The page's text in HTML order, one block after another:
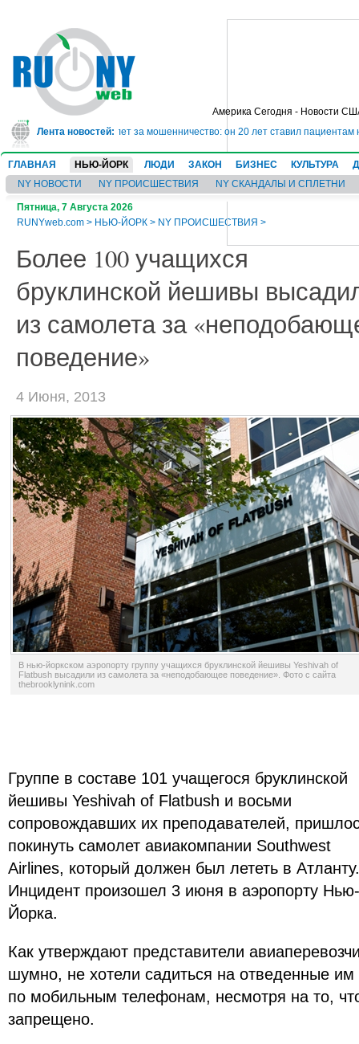
Америка Сегодня - Новости
Лента новостей:
сядет в тюрьму на 10 лет за мошенничество: он 20 лет ставил пациентам
ГЛАВНАЯ НЬЮ-ЙОРК ЛЮДИ ЗАКОН БИЗНЕС КУЛЬТУРА
NY НОВОСТИ
NY ПРОИСШЕСТВИЯ NY СКАНДАЛЫ И СПЛЕТНИ
Пятница, 7 Августа 2026
RUNYweb.com > НЬЮ-ЙОРК > NY ПРОИСШЕСТВИЯ >
Более 100 учащихся
бруклинской йешивы
из самолета за
поведение»
4 Июня, 2013
В нью-йоркском аэропорту группу учащихся бруклинской йешивы Yeshivah of
Flatbush высадили из самолета за «неподобающее поведение». Фото с сайта
thebrooklynink.com
Группе в составе 101 учащегося бруклинской
йешивы Yeshivah of Flatbush и восьми
сопровождавших их преподавателей,
покинуть самолет авиакомпании Southwest
Airlines, который должен был лететь в Атланту.
Инцидент произошел 3 июня в аэропорту Нью-
Йорка.
Как утверждают представители
шумно, не хотели садиться на отведенные им
по мобильным телефонам, несмотря на то,
запрещено.